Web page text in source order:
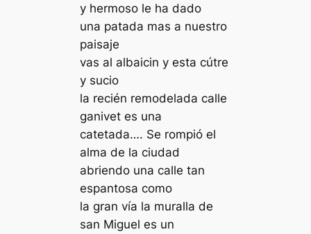
y hermoso le ha dado
una patada mas a nuestro
paisaje
vas al albaicin y esta cútre
y sucio
la recién remodelada calle
ganivet es una
catetada…. Se rompió el
alma de la ciudad
abriendo una calle tan
espantosa como
la gran vía la muralla de
san Miguel es un